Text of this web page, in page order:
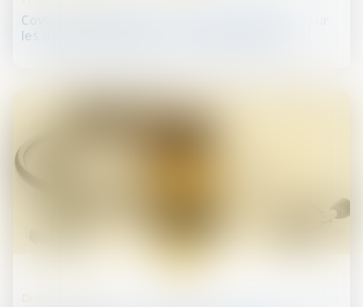
Covid-19 et créanciers : précision importante sur
les délais d’opposition et de contestation
Droit de la santé